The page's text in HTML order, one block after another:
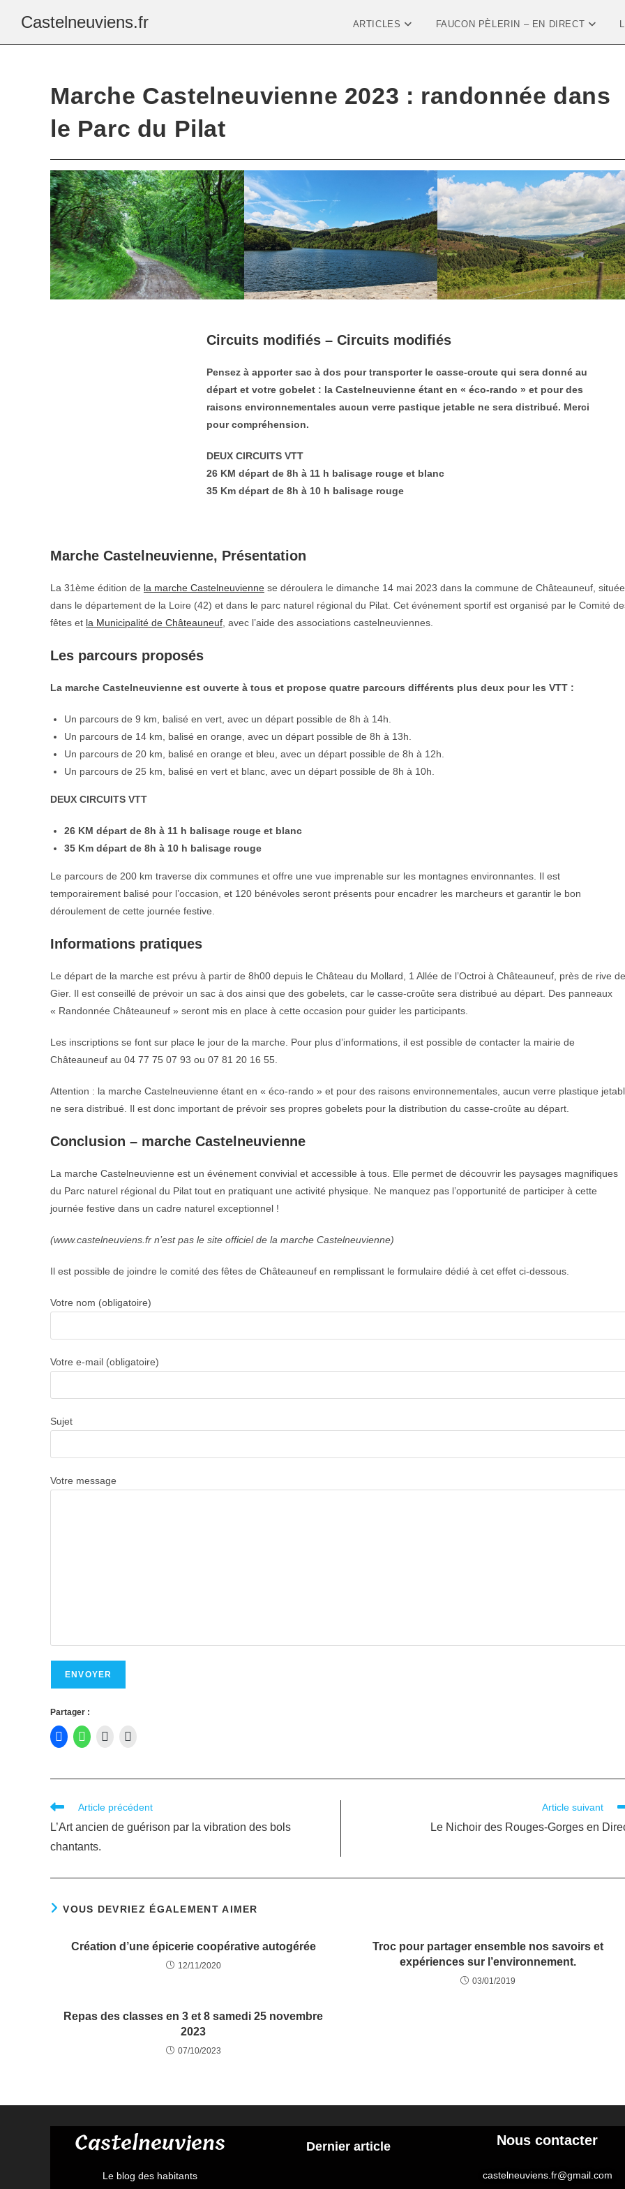
Castelneuviens.fr ARTICLES FAUCON PÈLERIN – EN DIRECT
Marche Castelneuvienne 2023 : randonnée dans
le Parc du Pilat
Circuits modifiés – Circuits modifiés
Pensez à apporter sac à dos pour transporter le casse-croute qui sera donné au
départ et votre gobelet : la Castelneuvienne étant en « éco-rando » et pour des
raisons environnementales aucun verre pastique jetable ne sera distribué. Merci
pour compréhension.
DEUX CIRCUITS VTT
26 KM départ de 8h à 11 h balisage rouge et blanc
35 Km départ de 8h à 10 h balisage rouge
Marche Castelneuvienne, Présentation
La 31ème édition de la marche Castelneuvienne se déroulera le dimanche 14 mai 2023 dans la commune de Châteauneuf, située
dans le département de la Loire (42) et dans le parc naturel régional du Pilat. Cet événement sportif est organisé par le Comité
fêtes et la Municipalité de Châteauneuf , avec l’aide des associations castelneuviennes.
Les parcours proposés
La marche Castelneuvienne est ouverte à tous et propose quatre parcours différents plus deux pour les VTT :
Un parcours de 9 km, balisé en vert, avec un départ possible de 8h à 14h.
Un parcours de 14 km, balisé en orange, avec un départ possible de 8h à 13h.
Un parcours de 20 km, balisé en orange et bleu, avec un départ possible de 8h à 12h.
Un parcours de 25 km, balisé en vert et blanc, avec un départ possible de 8h à 10h.
DEUX CIRCUITS VTT
26 KM départ de 8h à 11 h balisage rouge et blanc
35 Km départ de 8h à 10 h balisage rouge
Le parcours de 200 km traverse dix communes et offre une vue imprenable sur les montagnes environnantes. Il est
temporairement balisé pour l’occasion, et 120 bénévoles seront présents pour encadrer les marcheurs et garantir le bon
déroulement de cette journée festive.
Informations pratiques
Le départ de la marche est prévu à partir de 8h00 depuis le Château du Mollard, 1 Allée de l’Octroi à Châteauneuf, près de rive de
Gier. Il est conseillé de prévoir un sac à dos ainsi que des gobelets, car le casse-croûte sera distribué au départ. Des panneaux
« Randonnée Châteauneuf » seront mis en place à cette occasion pour guider les participants.
Les inscriptions se font sur place le jour de la marche. Pour plus d’informations, il est possible de contacter la mairie de
Châteauneuf au 04 77 75 07 93 ou 07 81 20 16 55.
Attention : la marche Castelneuvienne étant en « éco-rando » et pour des raisons environnementales, aucun verre plastique
ne sera distribué. Il est donc important de prévoir ses propres gobelets pour la distribution du casse-croûte au départ.
Conclusion – marche Castelneuvienne
La marche Castelneuvienne est un événement convivial et accessible à tous. Elle permet de découvrir les paysages magnifiques
du Parc naturel régional du Pilat tout en pratiquant une activité physique. Ne manquez pas l’opportunité de participer à cette
journée festive dans un cadre naturel exceptionnel !
(www.castelneuviens.fr n’est pas le site officiel de la marche Castelneuvienne)
Il est possible de joindre le comité des fêtes de Châteauneuf en remplissant le formulaire dédié à cet effet ci-dessous.
Votre nom (obligatoire)
Votre e-mail (obligatoire)
Sujet
Votre message
Partager :
Article précédent
L’Art ancien de guérison par la vibration des bols
chantants.
Article suivant
Le Nichoir des Rouges-Gorges en
VOUS DEVRIEZ ÉGALEMENT AIMER
Création d’une épicerie coopérative autogérée
12/11/2020
Troc pour partager ensemble nos savoirs et
expériences sur l’environnement.
03/01/2019
Repas des classes en 3 et 8 samedi 25 novembre
2023
07/10/2023
Castelneuviens
Le blog des habitants
Dernier article Nous contacter
castelneuviens.fr@gmail.com